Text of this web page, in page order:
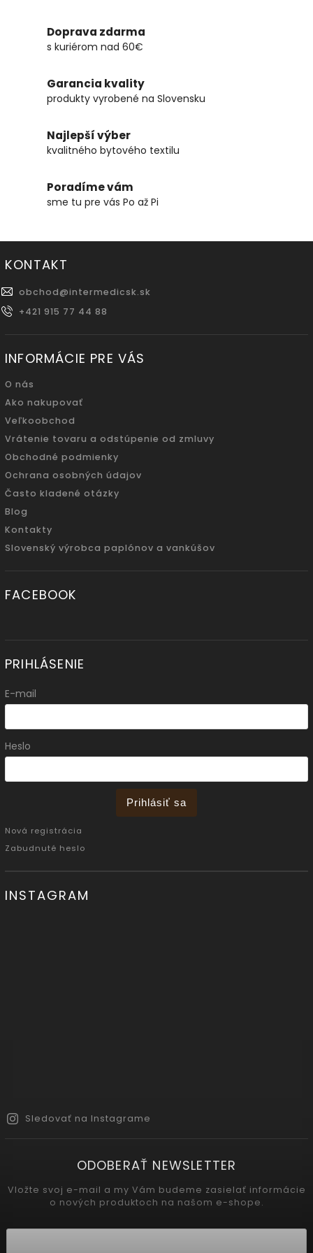
Doprava zdarma
s kuriérom nad 60€
Garancia kvality
produkty vyrobené na Slovensku
Najlepší výber
kvalitného bytového textilu
Poradíme vám
sme tu pre vás Po až Pi
KONTAKT
obchod@intermedicsk.sk
+421 915 77 44 88
INFORMÁCIE PRE VÁS
O nás
Ako nakupovať
Veľkoobchod
Vrátenie tovaru a odstúpenie od zmluvy
Obchodné podmienky
Ochrana osobných údajov
Často kladené otázky
Blog
Kontakty
Slovenský výrobca paplónov a vankúšov
FACEBOOK
PRIHLÁSENIE
E-mail
Heslo
Prihlásiť sa
Nová registrácia
Zabudnuté heslo
INSTAGRAM
Sledovať na Instagrame
ODOBERAŤ NEWSLETTER
Vložte svoj e-mail a my Vám budeme zasielať informácie
o nových produktoch na našom e-shope.